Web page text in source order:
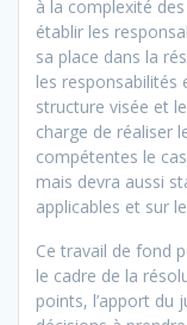
à la complexité
établir les
sa place dans la
les responsabilités
structure visée et
charge de réaliser
compétentes le
mais devra aussi
applicables et sur
Ce travail de fond
le cadre de la
points, l’apport du